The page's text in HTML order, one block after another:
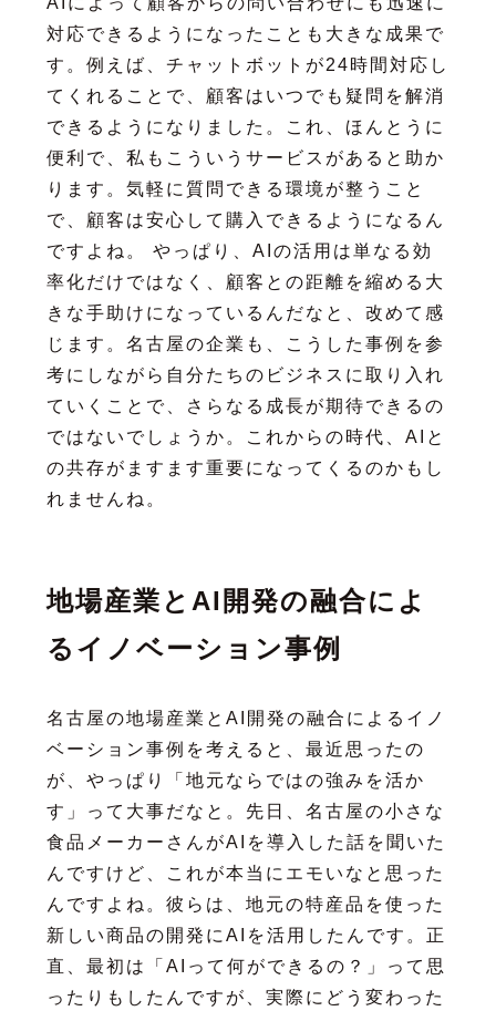
対応できるようになったことも大きな成果で
す。例えば、チャットボットが24時間対応し
てくれることで、顧客はいつでも疑問を解消
できるようになりました。これ、ほんとうに
便利で、私もこういうサービスがあると助か
ります。気軽に質問できる環境が整うこと
で、顧客は安心して購入できるようになるん
ですよね。 やっぱり、AIの活用は単なる効
率化だけではなく、顧客との距離を縮める大
きな手助けになっているんだなと、改めて感
じます。名古屋の企業も、こうした事例を参
考にしながら自分たちのビジネスに取り入れ
ていくことで、さらなる成長が期待できるの
ではないでしょうか。これからの時代、AIと
の共存がますます重要になってくるのかもし
れませんね。
地場産業とAI開発の融合によ
るイノベーション事例
名古屋の地場産業とAI開発の融合によるイノ
ベーション事例を考えると、最近思ったの
が、やっぱり「地元ならではの強みを活か
す」って大事だなと。先日、名古屋の小さな
食品メーカーさんがAIを導入した話を聞いた
んですけど、これが本当にエモいなと思った
んですよね。彼らは、地元の特産品を使った
新しい商品の開発にAIを活用したんです。正
直、最初は「AIって何ができるの？」って思
ったりもしたんですが、実際にどう変わった